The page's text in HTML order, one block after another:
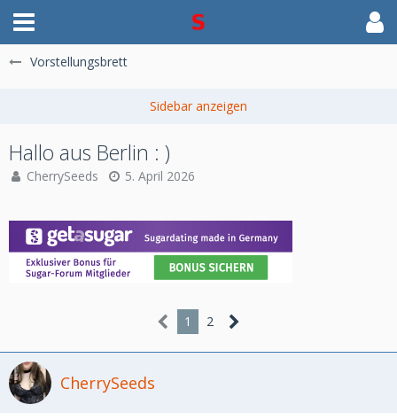
Vorstellungsbrett
Hallo aus Berlin : )
CherrySeeds 5. April 2026
1 2
CherrySeeds